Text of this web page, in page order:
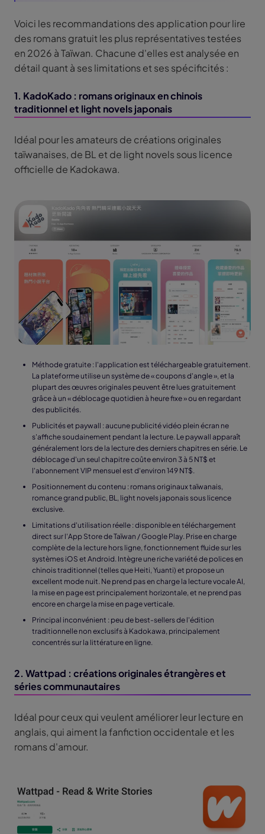
Voici les recommandations des application pour lire
des romans gratuit les plus représentatives testées
en 2026 à Taïwan. Chacune d'elles est analysée en
détail quant à ses limitations et ses spécificités :
1. KadoKado : romans originaux en chinois
traditionnel et light novels japonais
Idéal pour les amateurs de créations originales
taïwanaises, de BL et de light novels sous licence
officielle de Kadokawa.
Méthode gratuite : l'application est téléchargeable gratuitement.
La plateforme utilise un système de « coupons d'angle », et la
plupart des œuvres originales peuvent être lues gratuitement
grâce à un « déblocage quotidien à heure fixe » ou en regardant
des publicités.
Publicités et paywall : aucune publicité vidéo plein écran ne
s'affiche soudainement pendant la lecture. Le paywall apparaît
généralement lors de la lecture des derniers chapitres en série. Le
déblocage d'un seul chapitre coûte environ 3 à 5 NT$ et
l'abonnement VIP mensuel est d'environ 149 NT$.
Positionnement du contenu : romans originaux taïwanais,
romance grand public, BL, light novels japonais sous licence
exclusive.
Limitations d'utilisation réelle : disponible en téléchargement
direct sur l'App Store de Taïwan / Google Play. Prise en charge
complète de la lecture hors ligne, fonctionnement fluide sur les
systèmes iOS et Android. Intègre une riche variété de polices en
chinois traditionnel (telles que Heiti, Yuanti) et propose un
excellent mode nuit. Ne prend pas en charge la lecture vocale AI,
la mise en page est principalement horizontale, et ne prend pas
encore en charge la mise en page verticale.
Principal inconvénient : peu de best-sellers de l'édition
traditionnelle non exclusifs à Kadokawa, principalement
concentrés sur la littérature en ligne.
2. Wattpad : créations originales étrangères et
séries communautaires
Idéal pour ceux qui veulent améliorer leur lecture en
anglais, qui aiment la fanfiction occidentale et les
romans d'amour.